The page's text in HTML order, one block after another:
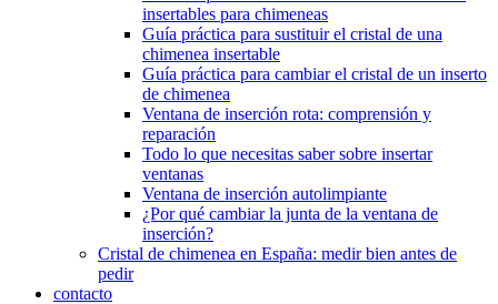
insertables para chimeneas
Guía práctica para sustituir el cristal de una
chimenea insertable
Guía práctica para cambiar el cristal de un inserto
de chimenea
Ventana de inserción rota: comprensión y
reparación
Todo lo que necesitas saber sobre insertar
ventanas
Ventana de inserción autolimpiante
¿Por qué cambiar la junta de la ventana de
inserción?
Cristal de chimenea en España: medir bien antes de
pedir
contacto